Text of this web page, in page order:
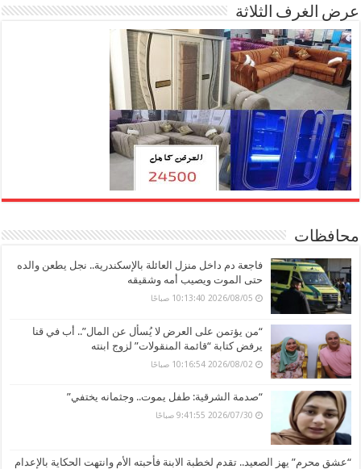
عرض الغرف الثلاثة
محافظات
فاجعة دم داخل منزل العائلة بالإسكندرية.. نجل يطعن والده
حتى الموت ويصيب أمه وشقيقه
2026/08/05 10:13:40 صباحًا
“من يؤتمن على العرض لا يُسأل عن المال”.. أب في قنا
يرفض كتابة “قائمة المنقولات” لزوج ابنته
2026/08/02 10:16:54 صباحًا
“صدمة الشرقية: طفل يموت.. وجثمانه يختفي”
2026/07/30 9:41:55 صباحًا
“عشق محرم” يهز الصعيد.. تقدم لخطبة الابنة فأحبته الأم وانتهت الحكاية بالإعدام